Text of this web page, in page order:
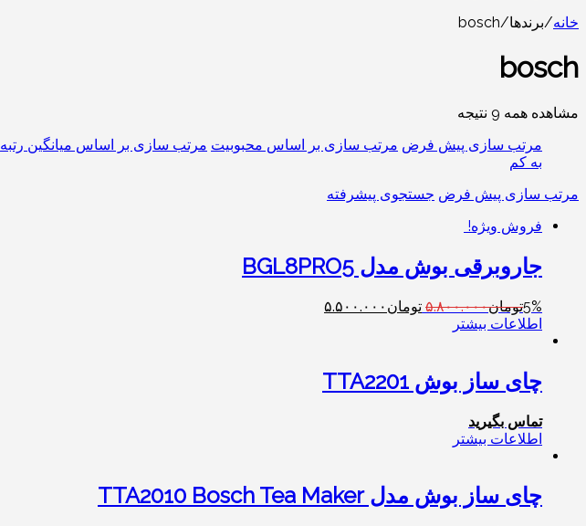
خانه/برندها/
bosch
bosch
مشاهده همه 9 نتیجه
مرتب سازی پیش فرض مرتب سازی بر اساس محبوبیت مرتب سازی بر اساس میانگین رتبه
به کم
مرتب سازی پیش فرض جستجوی پیشرفته
فروش ویژه!
جاروبرقی بوش مدل BGL8PRO5
5%تومان۵.۸۰۰.۰۰۰ تومان ۵.۵۰۰.۰۰۰
اطلاعات بیشتر
چای ساز بوش TTA2201
تماس بگیرید
اطلاعات بیشتر
چای ساز بوش مدل TTA2010 Bosch Tea Maker